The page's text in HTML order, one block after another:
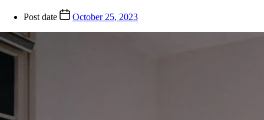
Post date October 25, 2023